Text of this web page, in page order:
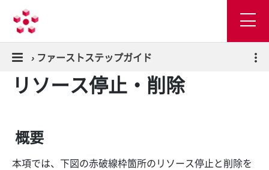
› ファーストステップガイド
リソース停止・削除
概要
本項では、下図の赤破線枠箇所のリソース停止と削除を